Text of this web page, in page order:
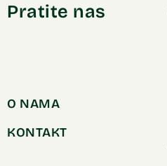
Pratite nas
O NAMA
KONTAKT